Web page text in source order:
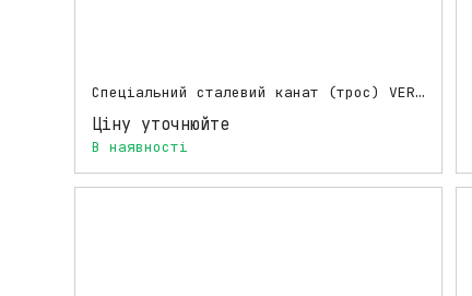
Спеціальний сталевий канат (трос) VEROTOP 24 мм
Ціну уточнюйте
В наявності